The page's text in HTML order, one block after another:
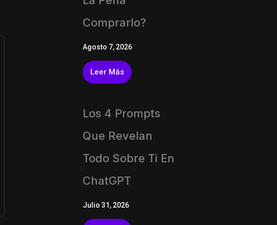
Comprarlo?
Agosto 7, 2026
Leer Más
Los 4 Prompts
Que Revelan
Todo Sobre Ti En
ChatGPT
Julio 31, 2026